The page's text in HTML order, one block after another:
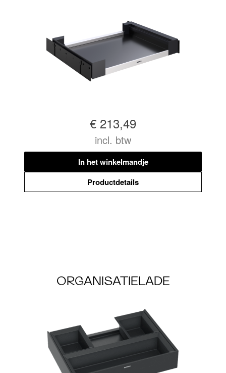
€ 213,49
incl. btw
In het winkelmandje
Productdetails
ORGANISATIELADE